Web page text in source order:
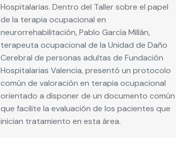
Hospitalarias. Dentro del Taller sobre el papel
de la terapia ocupacional en
neurorrehabilitación, Pablo García Millán,
terapeuta ocupacional de la Unidad de Daño
Cerebral de personas adultas de Fundación
Hospitalarias Valencia, presentó un protocolo
común de valoración en terapia ocupacional
orientado a disponer de un documento común
que facilite la evaluación de los pacientes que
inician tratamiento en esta área.